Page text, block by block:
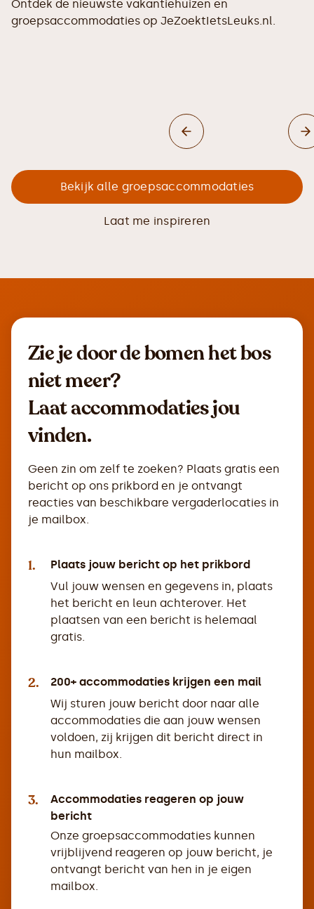
Ontdek de nieuwste vakantiehuizen en
groepsaccommodaties op JeZoektIetsLeuks.nl.
Bekijk alle groepsaccommodaties
Laat me inspireren
Zie je door de bomen het bos
niet meer?
Laat accommodaties jou
vinden.
Geen zin om zelf te zoeken? Plaats gratis een
bericht op ons prikbord en je ontvangt
reacties van beschikbare vergaderlocaties in
je mailbox.
1.
Plaats jouw bericht op het prikbord
Vul jouw wensen en gegevens in, plaats
het bericht en leun achterover. Het
plaatsen van een bericht is helemaal
gratis.
2.
200+ accommodaties krijgen een mail
Wij sturen jouw bericht door naar alle
accommodaties die aan jouw wensen
voldoen, zij krijgen dit bericht direct in
hun mailbox.
3.
Accommodaties reageren op jouw
bericht
Onze groepsaccommodaties kunnen
vrijblijvend reageren op jouw bericht, je
ontvangt bericht van hen in je eigen
mailbox.